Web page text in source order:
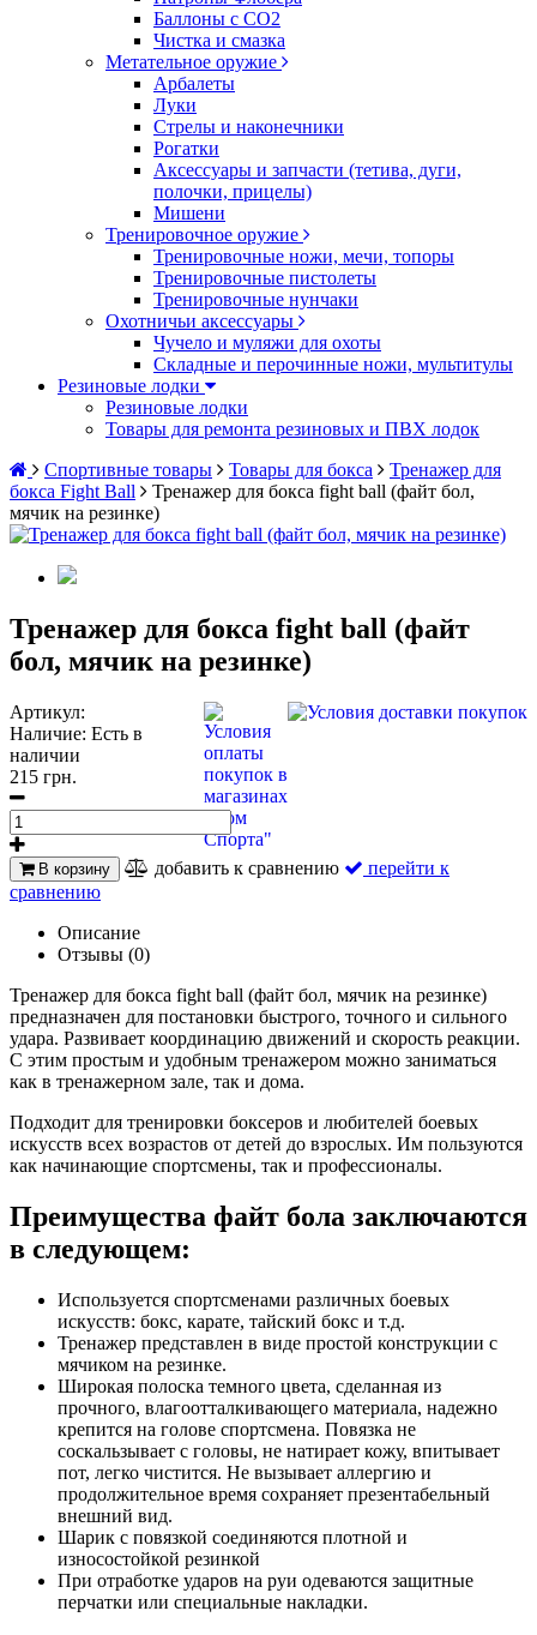
Баллоны с CO2
Чистка и смазка
Метательное оружие
Арбалеты
Луки
Стрелы и наконечники
Рогатки
Аксессуары и запчасти (тетива, дуги,
полочки, прицелы)
Мишени
Тренировочное оружие
Тренировочные ножи, мечи, топоры
Тренировочные пистолеты
Тренировочные нунчаки
Охотничьи аксессуары
Чучело и муляжи для охоты
Складные и перочинные ножи, мультитулы
Резиновые лодки
Резиновые лодки
Товары для ремонта резиновых и ПВХ лодок
Спортивные товары
Товары для бокса
Тренажер для
бокса Fight Ball
Тренажер для бокса fight ball (файт бол,
мячик на резинке)
Тренажер для бокса fight ball (файт
бол, мячик на резинке)
Артикул:
Наличие: Есть в
наличии
215 грн.
В корзину добавить к сравнению
перейти к
сравнению
Описание
Отзывы (0)
Тренажер для бокса fight ball (файт бол, мячик на резинке)
предназначен для постановки быстрого, точного и сильного
удара. Развивает координацию движений и скорость реакции.
С этим простым и удобным тренажером можно заниматься
как в тренажерном зале, так и дома.
Подходит для тренировки боксеров и любителей боевых
искусств всех возрастов от детей до взрослых. Им пользуются
как начинающие спортсмены, так и профессионалы.
Преимущества файт бола заключаются
в следующем:
Используется спортсменами различных боевых
искусств: бокс, карате, тайский бокс и т.д.
Тренажер представлен в виде простой конструкции с
мячиком на резинке.
Широкая полоска темного цвета, сделанная из
прочного, влагоотталкивающего материала, надежно
крепится на голове спортсмена. Повязка не
соскальзывает с головы, не натирает кожу, впитывает
пот, легко чистится. Не вызывает аллергию и
продолжительное время сохраняет презентабельный
внешний вид.
Шарик с повязкой соединяются плотной и
износостойкой резинкой
При отработке ударов на руи одеваются защитные
перчатки или специальные накладки.